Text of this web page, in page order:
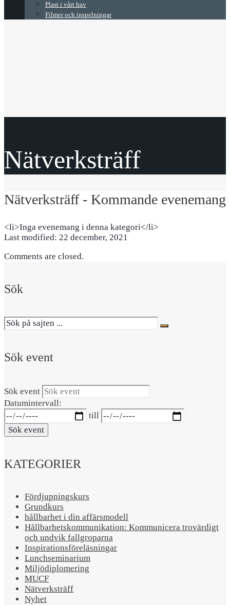
Plast i vårt hav
Filmer och inspelningar
Nätverksträff
Nätverksträff - Kommande evenemang
<li>Inga evenemang i denna kategori</li>
Last modified: 22 december, 2021
Comments are closed.
Sök
Sök event
Sök event
Datumintervall:
till
Sök event
KATEGORIER
Fördjupningskurs
Grundkurs
hållbarhet i din affärsmodell
Hållbarhetskommunikation: Kommunicera trovärdigt
och undvik fallgroparna​
Inspirationsföreläsningar
Lunchseminarium
Miljödiplomering
MUCF
Nätverksträff
Nyhet